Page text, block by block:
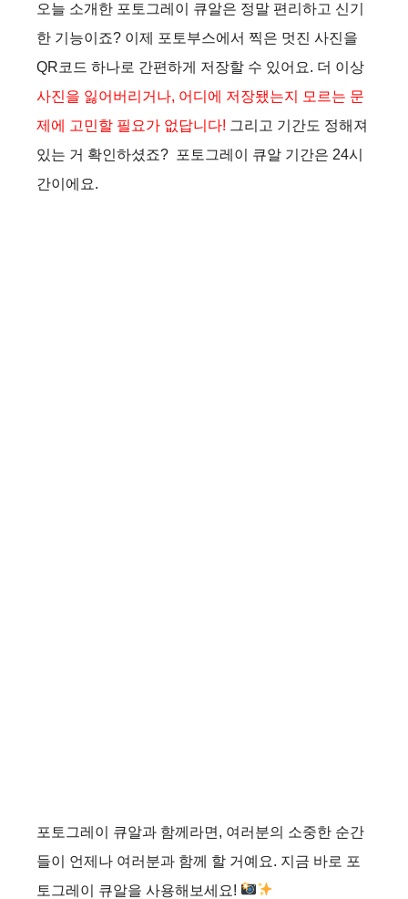
오늘 소개한 포토그레이 큐알은 정말 편리하고 신기
한 기능이죠? 이제 포토부스에서 찍은 멋진 사진을
QR코드 하나로 간편하게 저장할 수 있어요. 더 이상
사진을 잃어버리거나, 어디에 저장됐는지 모르는 문
제에 고민할 필요가 없답니다! 그리고 기간도 정해져
있는 거 확인하셨죠? 포토그레이 큐알 기간은 24시
간이에요.
포토그레이 큐알과 함께라면, 여러분의 소중한 순간
들이 언제나 여러분과 함께 할 거예요. 지금 바로 포
토그레이 큐알을 사용해보세요!